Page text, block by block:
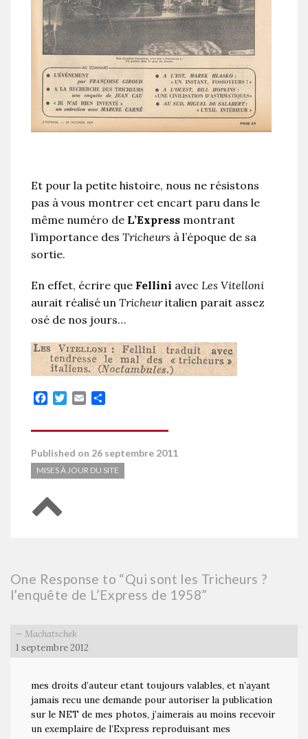
Et pour la petite histoire, nous ne résistons
pas à vous montrer cet encart paru dans le
même numéro de L’Express montrant
l’importance des Tricheurs à l’époque de sa
sortie.
En effet, écrire que Fellini avec Les Vitelloni
aurait réalisé un Tricheuritalien parait assez
osé de nos jours…
Facebook
TwitterEmail
Published on 26 septembre 2011
MISES À JOUR DU SITE
Retour en haut de page
One Response to “Qui sont les Tricheurs ?
l’enquête de L’Express de 1958”
Machatschek
1 septembre 2012
mes droits d’auteur etant toujours valables, et n’ayant
jamais recu une demande pour autoriser la publication
sur le NET de mes photos, j’aimerais au moins recevoir
un exemplaire de l’Express reproduisant mes